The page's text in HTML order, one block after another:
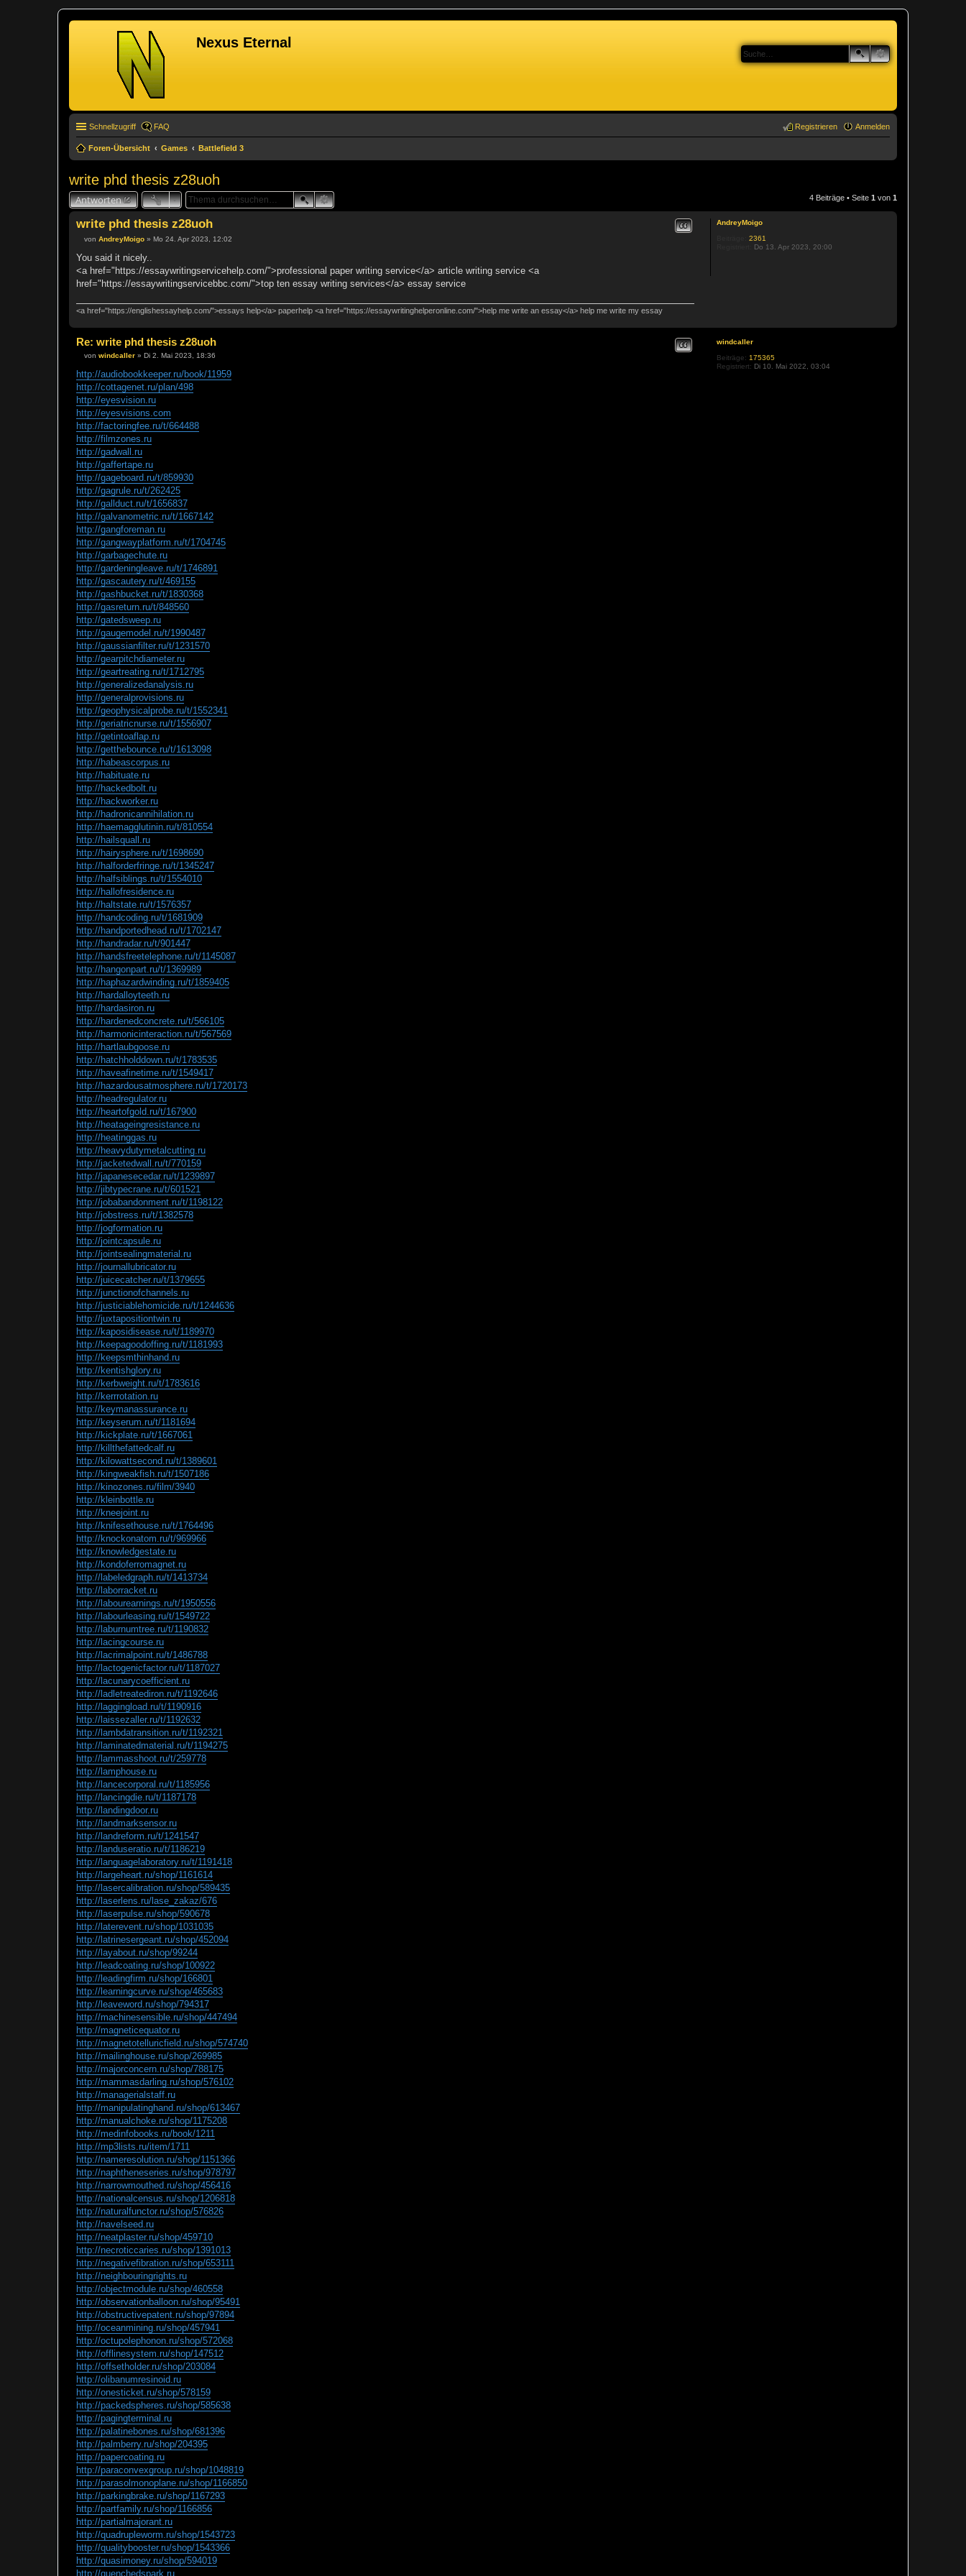
Nexus Eternal
Schnellzugriff FAQ Anmelden
Registrieren
Foren-Übersicht Games Battlefield 3
write phd thesis z28uoh
Antworten 4 Beiträge • Seite 1 von 1
AndreyMoigo
2361
Do 13. Apr 2023, 20:00
write phd thesis z28uoh Zitat
i
t
a
von AndreyMoigo » Mo 24. Apr 2023, 12:02
You said it nicely..
<a href="https://essaywritingservicehelp.com/">professional paper writing service</a> article writing service <a
href="https://essaywritingservicebbc.com/">top ten essay writing services</a> essay service
<a href="https://englishessayhelp.com/">essays help</a> paperhelp <a href="https://essaywritinghelperonline.com/">help me write an essay</a> help me write my essay
windcaller
Beiträge: 175365
Registriert: Di 10. Mai 2022, 03:04
Re: write phd thesis z28uoh Zitat
e
i
t
r
a
g
von windcaller » Di 2. Mai 2023, 18:36
http://audiobookkeeper.ru/book/11959
http://cottagenet.ru/plan/498
http://eyesvision.ru
http://eyesvisions.com
http://factoringfee.ru/t/664488
http://filmzones.ru
http://gadwall.ru
http://gaffertape.ru
http://gageboard.ru/t/859930
http://gagrule.ru/t/262425
http://gallduct.ru/t/1656837
http://galvanometric.ru/t/1667142
http://gangforeman.ru
http://gangwayplatform.ru/t/1704745
http://garbagechute.ru
http://gardeningleave.ru/t/1746891
http://gascautery.ru/t/469155
http://gashbucket.ru/t/1830368
http://gasreturn.ru/t/848560
http://gatedsweep.ru
http://gaugemodel.ru/t/1990487
http://gaussianfilter.ru/t/1231570
http://gearpitchdiameter.ru
http://geartreating.ru/t/1712795
http://generalizedanalysis.ru
http://generalprovisions.ru
http://geophysicalprobe.ru/t/1552341
http://geriatricnurse.ru/t/1556907
http://getintoaflap.ru
http://getthebounce.ru/t/1613098
http://habeascorpus.ru
http://habituate.ru
http://hackedbolt.ru
http://hackworker.ru
http://hadronicannihilation.ru
http://haemagglutinin.ru/t/810554
http://hailsquall.ru
http://hairysphere.ru/t/1698690
http://halforderfringe.ru/t/1345247
http://halfsiblings.ru/t/1554010
http://hallofresidence.ru
http://haltstate.ru/t/1576357
http://handcoding.ru/t/1681909
http://handportedhead.ru/t/1702147
http://handradar.ru/t/901447
http://handsfreetelephone.ru/t/1145087
http://hangonpart.ru/t/1369989
http://haphazardwinding.ru/t/1859405
http://hardalloyteeth.ru
http://hardasiron.ru
http://hardenedconcrete.ru/t/566105
http://harmonicinteraction.ru/t/567569
http://hartlaubgoose.ru
http://hatchholddown.ru/t/1783535
http://haveafinetime.ru/t/1549417
http://hazardousatmosphere.ru/t/1720173
http://headregulator.ru
http://heartofgold.ru/t/167900
http://heatageingresistance.ru
http://heatinggas.ru
http://heavydutymetalcutting.ru
http://jacketedwall.ru/t/770159
http://japanesecedar.ru/t/1239897
http://jibtypecrane.ru/t/601521
http://jobabandonment.ru/t/1198122
http://jobstress.ru/t/1382578
http://jogformation.ru
http://jointcapsule.ru
http://jointsealingmaterial.ru
http://journallubricator.ru
http://juicecatcher.ru/t/1379655
http://junctionofchannels.ru
http://justiciablehomicide.ru/t/1244636
http://juxtapositiontwin.ru
http://kaposidisease.ru/t/1189970
http://keepagoodoffing.ru/t/1181993
http://keepsmthinhand.ru
http://kentishglory.ru
http://kerbweight.ru/t/1783616
http://kerrrotation.ru
http://keymanassurance.ru
http://keyserum.ru/t/1181694
http://kickplate.ru/t/1667061
http://killthefattedcalf.ru
http://kilowattsecond.ru/t/1389601
http://kingweakfish.ru/t/1507186
http://kinozones.ru/film/3940
http://kleinbottle.ru
http://kneejoint.ru
http://knifesethouse.ru/t/1764496
http://knockonatom.ru/t/969966
http://knowledgestate.ru
http://kondoferromagnet.ru
http://labeledgraph.ru/t/1413734
http://laborracket.ru
http://labourearnings.ru/t/1950556
http://labourleasing.ru/t/1549722
http://laburnumtree.ru/t/1190832
http://lacingcourse.ru
http://lacrimalpoint.ru/t/1486788
http://lactogenicfactor.ru/t/1187027
http://lacunarycoefficient.ru
http://ladletreatediron.ru/t/1192646
http://laggingload.ru/t/1190916
http://laissezaller.ru/t/1192632
http://lambdatransition.ru/t/1192321
http://laminatedmaterial.ru/t/1194275
http://lammasshoot.ru/t/259778
http://lamphouse.ru
http://lancecorporal.ru/t/1185956
http://lancingdie.ru/t/1187178
http://landingdoor.ru
http://landmarksensor.ru
http://landreform.ru/t/1241547
http://landuseratio.ru/t/1186219
http://languagelaboratory.ru/t/1191418
http://largeheart.ru/shop/1161614
http://lasercalibration.ru/shop/589435
http://laserlens.ru/lase_zakaz/676
http://laserpulse.ru/shop/590678
http://laterevent.ru/shop/1031035
http://latrinesergeant.ru/shop/452094
http://layabout.ru/shop/99244
http://leadcoating.ru/shop/100922
http://leadingfirm.ru/shop/166801
http://learningcurve.ru/shop/465683
http://leaveword.ru/shop/794317
http://machinesensible.ru/shop/447494
http://magneticequator.ru
http://magnetotelluricfield.ru/shop/574740
http://mailinghouse.ru/shop/269985
http://majorconcern.ru/shop/788175
http://mammasdarling.ru/shop/576102
http://managerialstaff.ru
http://manipulatinghand.ru/shop/613467
http://manualchoke.ru/shop/1175208
http://medinfobooks.ru/book/1211
http://mp3lists.ru/item/1711
http://nameresolution.ru/shop/1151366
http://naphtheneseries.ru/shop/978797
http://narrowmouthed.ru/shop/456416
http://nationalcensus.ru/shop/1206818
http://naturalfunctor.ru/shop/576826
http://navelseed.ru
http://neatplaster.ru/shop/459710
http://necroticcaries.ru/shop/1391013
http://negativefibration.ru/shop/653111
http://neighbouringrights.ru
http://objectmodule.ru/shop/460558
http://observationballoon.ru/shop/95491
http://obstructivepatent.ru/shop/97894
http://oceanmining.ru/shop/457941
http://octupolephonon.ru/shop/572068
http://offlinesystem.ru/shop/147512
http://offsetholder.ru/shop/203084
http://olibanumresinoid.ru
http://onesticket.ru/shop/578159
http://packedspheres.ru/shop/585638
http://pagingterminal.ru
http://palatinebones.ru/shop/681396
http://palmberry.ru/shop/204395
http://papercoating.ru
http://paraconvexgroup.ru/shop/1048819
http://parasolmonoplane.ru/shop/1166850
http://parkingbrake.ru/shop/1167293
http://partfamily.ru/shop/1166856
http://partialmajorant.ru
http://quadrupleworm.ru/shop/1543723
http://qualitybooster.ru/shop/1543366
http://quasimoney.ru/shop/594019
http://quenchedspark.ru